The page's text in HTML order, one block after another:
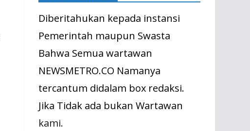
Diberitahukan kepada instansi
Pemerintah maupun Swasta
Bahwa Semua wartawan
NEWSMETRO.CO Namanya
tercantum didalam box redaksi.
Jika Tidak ada bukan Wartawan
kami.